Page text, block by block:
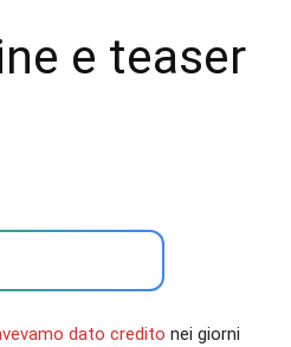
e teaser
dato credito nei giorni